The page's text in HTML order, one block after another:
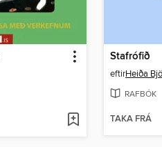
Stafrófið
eftirHeiða
RAFBÓK
TAKA FRÁ